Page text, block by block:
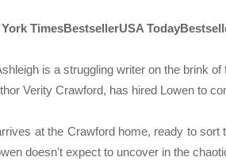
York TimesBestsellerUSA
is a struggling writer on the brink
Verity Crawford, has hired Lowen to
at the Crawford home, ready to
doesn't expect to uncover in the